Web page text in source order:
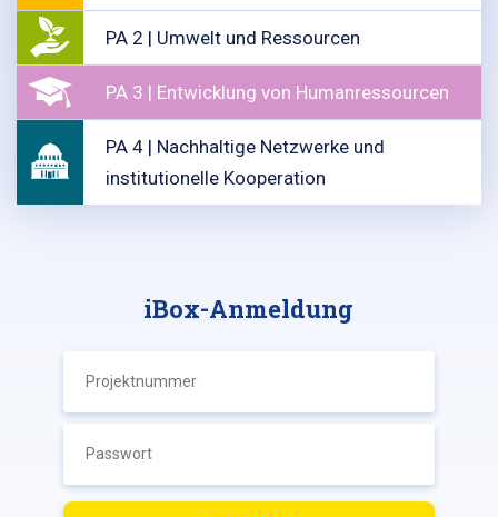
PA 2 | Umwelt und Ressourcen
PA 3 | Entwicklung von Humanressourcen
PA 4 | Nachhaltige Netzwerke und
institutionelle Kooperation
iBox-Anmeldung